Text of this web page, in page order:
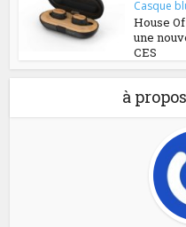
Casque
House
une
CES
à